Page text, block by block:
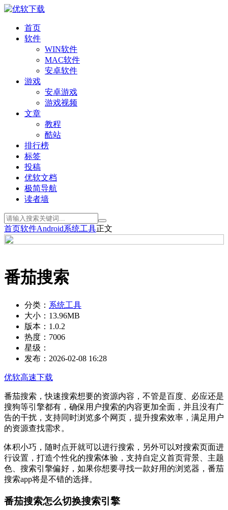
首页
软件
WIN软件
MAC软件
安卓软件
游戏
安卓游戏
游戏视频
文章
教程
酷站
排行榜
标签
投稿
优软文档
极简导航
读者墙
首页软件Android系统工具正文
番茄搜索
分类： 系统工具
大小： 13.96MB
版本： 1.0.2
热度： 7006
星级：
发布： 2026-02-08 16:28
优软高速下载
番茄搜索，快速搜索想要的资源内容，不管是百度、必应还是
搜狗等引擎都有，确保用户搜索的内容更加全面，并且没有广
告的干扰，支持同时浏览多个网页，提升搜索效率，满足用户
的资源查找需求。
体积小巧，随时点开就可以进行搜索，另外可以对搜索页面进
行设置，打造个性化的搜索体验，支持自定义首页背景、主题
色、搜索引擎偏好，如果你想要寻找一款好用的浏览器，番茄
搜索app将是不错的选择。
番茄搜索怎么切换搜索引擎